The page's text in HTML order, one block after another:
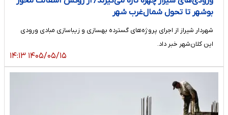
بوشهر تا تحول شمال‌غرب شهر
شهردار شیراز از اجرای پروژه‌های گسترده بهسازی و زیباسازی مبادی ورودی
این کلان‌شهر خبر داد.
۱۴۰۵/۰۵/۱۵ ۱۴:۱۳